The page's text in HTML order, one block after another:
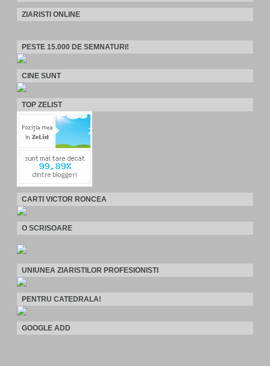
ZIARISTI ONLINE
PESTE 15.000 DE SEMNATURI!
CINE SUNT
TOP ZELIST
CARTI VICTOR RONCEA
O SCRISOARE
UNIUNEA ZIARISTILOR PROFESIONISTI
PENTRU CATEDRALA!
GOOGLE ADD